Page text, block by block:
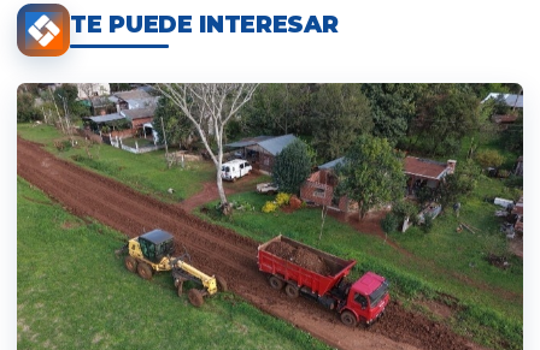
TE PUEDE INTERESAR